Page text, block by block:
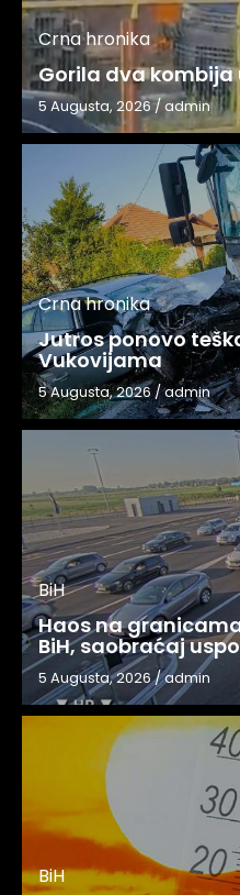
Crna hronika
Gorila dva kombija
5 Augusta, 2026/admin
Crna hronika
Jutros ponovo
Vukovijama
5 Augusta, 2026/admin
BiH
Haos na
BiH, saobraćaj
5 Augusta, 2026/admin
BiH